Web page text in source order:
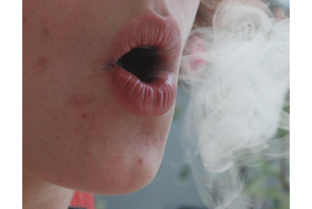
DAVVERO
IL
MOMENTO
DI